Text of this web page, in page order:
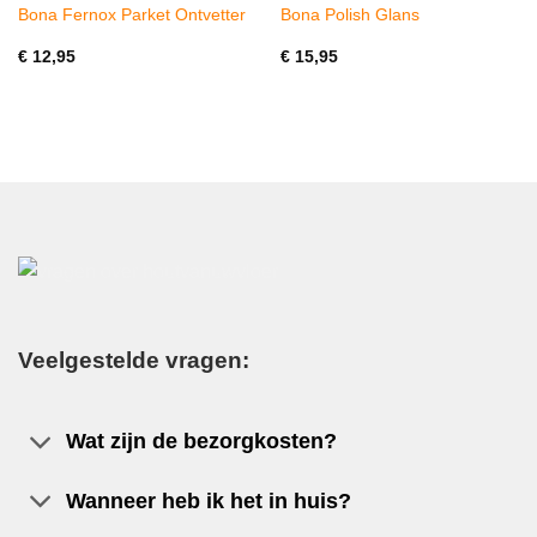
Bona Fernox Parket Ontvetter
€12,95
Bona Polish Glans
€15,95
Veelgestelde vragen:
Wat zijn de bezorgkosten?
Wanneer heb ik het in huis?